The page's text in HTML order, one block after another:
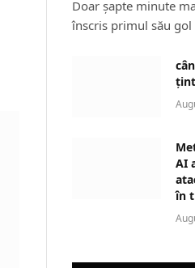
Doar șapte minute
înscris primul său
AI
în